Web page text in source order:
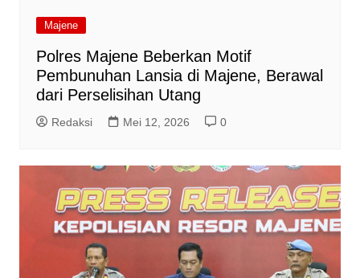
Majene
Polres Majene Beberkan Motif
Pembunuhan Lansia di Majene, Berawal
dari Perselisihan Utang
Redaksi Mei 12, 2026 0